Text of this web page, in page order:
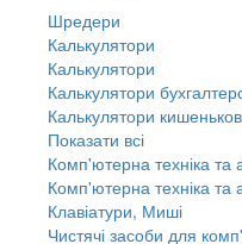
Шредери
Калькулятори
Калькулятори
Калькулятори
Калькулятори
Показати всі
Комп'ютерна техніка та
Комп'ютерна техніка та
Клавіатури, Миші
Чистячі засоби для